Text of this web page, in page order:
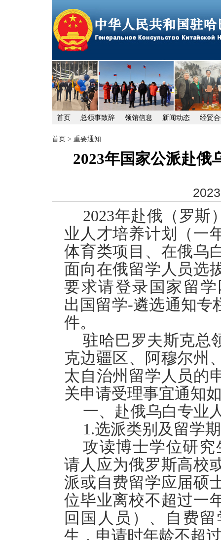
首页 总领事致辞 领馆信息 新闻动态 经贸
首页 > 重要通知
2023年国家公派赴俄
2023年赴俄（罗斯
业人才培养计划（一
体育类项目、在俄乌
面向在俄留学人员选
要求请登录国家留学
出国留学-遴选通知专
件。
驻哈巴罗夫斯克总
克边疆区、阿穆尔州
太自治州 留学人员的
关申请受理事宜通知
一、赴俄乌白专业
1.选派类别及留学
攻读博士学位研究
请人应为俄罗斯高校
派或自费留学应届硕
位毕业离校不超过一
回国人员）、自费
生，申请时年龄不超